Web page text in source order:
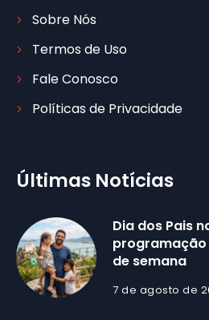
Sobre Nós
Termos de Uso
Fale Conosco
Políticas de Privacidade
Últimas Notícias
Dia dos Pais
de semana
7 de agosto de